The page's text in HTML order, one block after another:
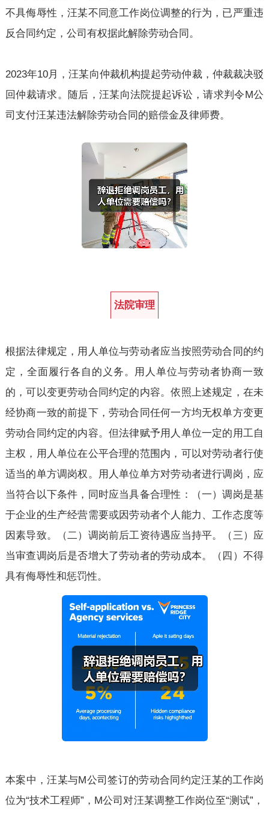
不具侮辱性，汪某不同意工作岗位调整的行为，已严重违
反合同约定，公司有权据此解除劳动合同。
2023年10月，汪某向仲裁机构提起劳动仲裁，仲裁裁决驳
回仲裁请求。随后，汪某向法院提起诉讼，请求判令M公
司支付汪某违法解除劳动合同的赔偿金及律师费。
法院审理
根据法律规定，用人单位与劳动者应当按照劳动合同的约
定，全面履行各自的义务。用人单位与劳动者协商一致
的，可以变更劳动合同约定的内容。依照上述规定，在未
经协商一致的前提下，劳动合同任何一方均无权单方变更
劳动合同约定的内容。但法律赋予用人单位一定的用工自
主权，用人单位在公平合理的范围内，可以对劳动者行使
适当的单方调岗权。用人单位单方对劳动者进行调岗，应
当符合以下条件，同时应当具备合理性：（一）调岗是基
于企业的生产经营需要或因劳动者个人能力、工作态度等
因素导致。（二）调岗前后工资待遇应当持平。（三）应
当审查调岗后是否增大了劳动者的劳动成本。（四）不得
具有侮辱性和惩罚性。
本案中，汪某与M公司签订的劳动合同约定汪某的工作岗
位为“技术工程师”，M公司对汪某调整工作岗位至“测试”，